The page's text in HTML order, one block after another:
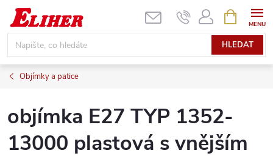
Přejít
obsah
HLEDAT
NÁKUPNÍ
KOŠÍK
Objímky a patice
objímka E27 TYP 1352-
13000 plastová s vnějším